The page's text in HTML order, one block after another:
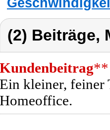
(2) Beiträge,
Kundenbeitrag**
Ein kleiner, feiner
Homeoffice.